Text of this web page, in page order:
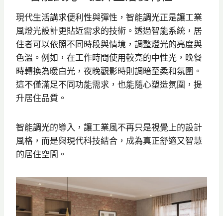
現代生活講求便利性與彈性，智能調光正是讓工業
風燈光設計更貼近需求的技術。透過智能系統，居
住者可以依照不同時段與情境，調整燈光的亮度與
色溫。例如，在工作時間使用較亮的中性光，晚餐
時轉換為暖白光，夜晚觀影時則調暗至柔和氛圍。
這不僅滿足不同功能需求，也能隨心塑造氛圍，提
升居住品質。
智能調光的導入，讓工業風不再只是視覺上的設計
風格，而是與現代科技結合，成為真正舒適又智慧
的居住空間。